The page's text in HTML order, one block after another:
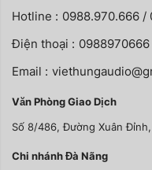
thức làm việc quốc
- tài, đặt trong mối
nhất, tạo nên văn
ứng xử và hợp tác,
Hotline : 0988.970.666 /
Điện thoại : 0988970666
Email :
Văn Phòng Giao Dịch
Số 8/486, Đường Xuân
Chi nhánh Đà Nãng